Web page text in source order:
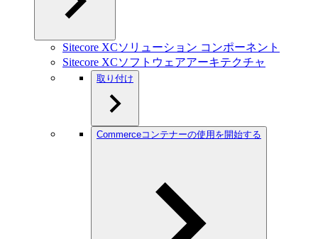
Sitecore XCソリューション コンポーネント
Sitecore XCソフトウェアアーキテクチャ
取り付け
Commerceコンテナーの使用を開始する